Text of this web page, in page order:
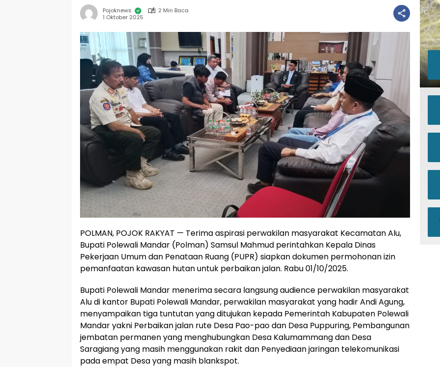
Pojoknews
2 Min Baca
1 Oktober 2025
POLMAN, POJOK RAKYAT — Terima aspirasi perwakilan masyarakat Kecamatan Alu,
Bupati Polewali Mandar (Polman) Samsul Mahmud perintahkan Kepala Dinas
Pekerjaan Umum dan Penataan Ruang (PUPR) siapkan dokumen permohonan izin
pemanfaatan kawasan hutan untuk perbaikan jalan. Rabu 01/10/2025.
Bupati Polewali Mandar menerima secara langsung audience perwakilan masyarakat
Alu di kantor Bupati Polewali Mandar, perwakilan masyarakat yang hadir Andi Agung,
menyampaikan tiga tuntutan yang ditujukan kepada Pemerintah Kabupaten Polewali
Mandar yakni Perbaikan jalan rute Desa Pao-pao dan Desa Puppuring, Pembangunan
jembatan permanen yang menghubungkan Desa Kalumammang dan Desa
Saragiang yang masih menggunakan rakit dan Penyediaan jaringan telekomunikasi
pada empat Desa yang masih blankspot.